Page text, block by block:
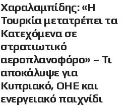
Χαραλαμπίδης: «Η
Τουρκία μετατρέπει τα
Κατεχόμενα σε
στρατιωτικό
αεροπλανοφόρο» – Τι
αποκάλυψε για
Κυπριακό, ΟΗΕ και
ενεργειακό παιχνίδι